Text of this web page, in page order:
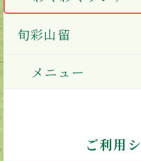
旬彩山留
メニュー
ご利用